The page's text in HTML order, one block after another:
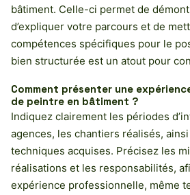
bâtiment. Celle-ci permet de
d’expliquer votre parcours et de
compétences spécifiques pour le
bien structurée est un atout pour
Comment présenter une
de peintre en bâtiment ?
Indiquez clairement les périodes
agences, les chantiers réalisés,
techniques acquises. Précisez les
réalisations et les responsabilités,
expérience professionnelle, même